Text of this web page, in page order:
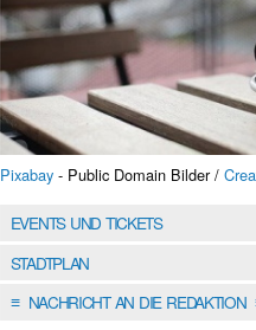
Pixabay - Public Domain Bilder /
EVENTS UND TICKETS
STADTPLAN
≡NACHRICHT AN DIE REDAKTION